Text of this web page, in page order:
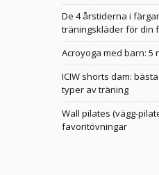
De 4 årstiderna i
träningskläder för din
Acroyoga med barn: 5
ICIW shorts dam:
typer av träning
Wall pilates (vägg-
favoritövningar